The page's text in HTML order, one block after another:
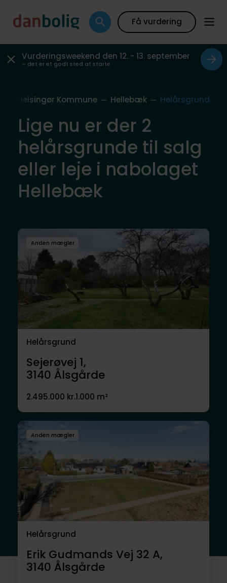
Få vurdering
Vurderingsweekend den 12. - 13. september
– det er et godt sted at starte
Helsingør Kommune Hellebæk Helårsgrund
Lige nu er der 2
helårsgrunde til salg
eller leje i nabolaget
Hellebæk
Anden mægler
Helårsgrund
Sejerøvej 1,
3140 Ålsgårde
2.495.000 kr.1.000 m²
Anden mægler
Helårsgrund
Erik Gudmands Vej 32 A,
3140 Ålsgårde